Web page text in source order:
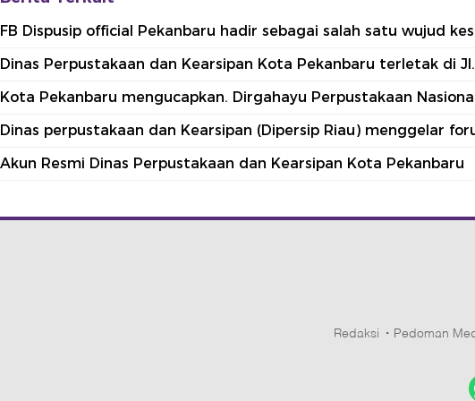
FB Dispusip official Pekanbaru hadir sebagai salah satu wujud
Dinas Perpustakaan dan Kearsipan Kota Pekanbaru terletak di
Kota Pekanbaru mengucapkan. Dirgahayu Perpustakaan
Dinas perpustakaan dan Kearsipan (Dipersip Riau) menggelar
Akun Resmi Dinas Perpustakaan dan Kearsipan Kota Pekanbaru
Redaksi Pedoman